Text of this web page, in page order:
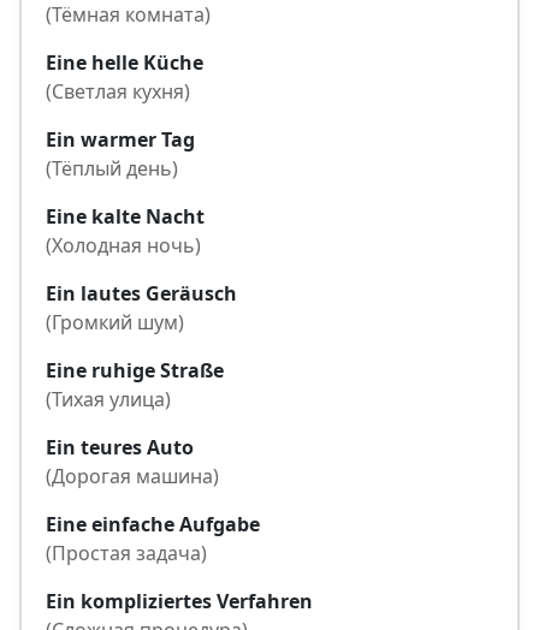
(Тёмная комната)
Eine helle Küche
(Светлая кухня)
Ein warmer Tag
(Тёплый день)
Eine kalte Nacht
(Холодная ночь)
Ein lautes Geräusch
(Громкий шум)
Eine ruhige Straße
(Тихая улица)
Ein teures Auto
(Дорогая машина)
Eine einfache Aufgabe
(Простая задача)
Ein kompliziertes Verfahren